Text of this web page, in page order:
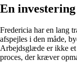
En
Fredericia har en lang
afspejles i den måde,
Arbejdsglæde er ikke
proces, der kræver